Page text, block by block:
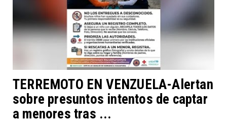
TERREMOTO EN VENZUELA-Alertan
sobre presuntos intentos de captar
a menores tras ...